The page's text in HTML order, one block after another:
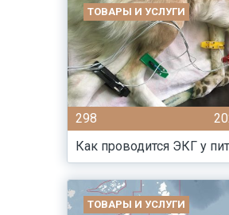
ТОВАРЫ И УСЛУГИ
298
Как проводится ЭКГ у
ТОВАРЫ И УСЛУГИ